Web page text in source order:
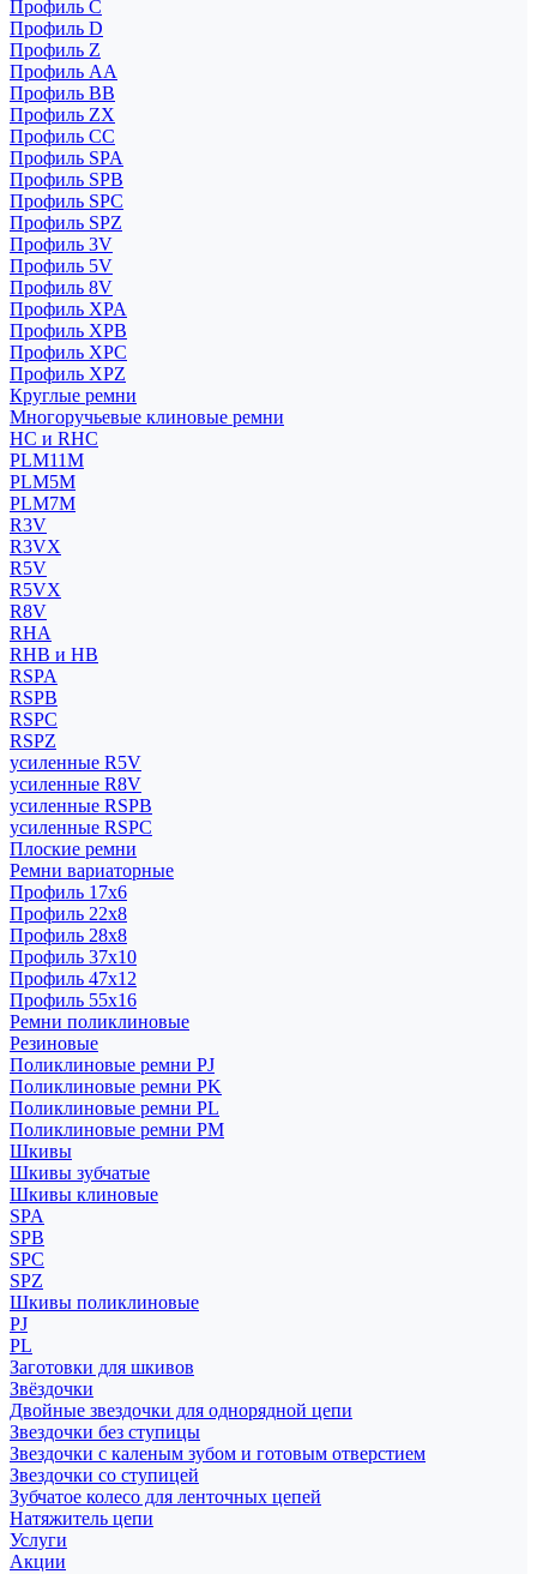
Профиль C
Профиль D
Профиль Z
Профиль АА
Профиль BB
Профиль ZX
Профиль CC
Профиль SPA
Профиль SPB
Профиль SPC
Профиль SPZ
Профиль 3V
Профиль 5V
Профиль 8V
Профиль XPA
Профиль XPB
Профиль XPC
Профиль XPZ
Круглые ремни
Многоручьевые клиновые ремни
HC и RHC
PLM11M
PLM5M
PLM7M
R3V
R3VX
R5V
R5VX
R8V
RHA
RHB и HB
RSPA
RSPB
RSPC
RSPZ
усиленные R5V
усиленные R8V
усиленные RSPB
усиленные RSPC
Плоские ремни
Ремни вариаторные
Профиль 17x6
Профиль 22x8
Профиль 28x8
Профиль 37x10
Профиль 47x12
Профиль 55x16
Ремни поликлиновые
Резиновые
Поликлиновые ремни PJ
Поликлиновые ремни PK
Поликлиновые ремни PL
Поликлиновые ремни PM
Шкивы
Шкивы зубчатые
Шкивы клиновые
SPA
SPB
SPC
SPZ
Шкивы поликлиновые
PJ
PL
Заготовки для шкивов
Звёздочки
Двойные звездочки для однорядной цепи
Звездочки без ступицы
Звездочки с каленым зубом и готовым отверстием
Звездочки со ступицей
Зубчатое колесо для ленточных цепей
Натяжитель цепи
Услуги
Акции